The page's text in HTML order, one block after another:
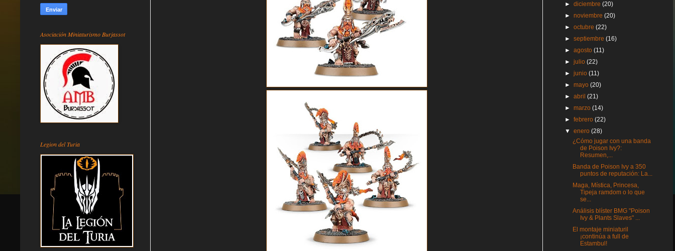
Asociación Miniaturismo Burjassot
Legion del Turia
►diciembre(20)
►noviembre(20)
►octubre(22)
►septiembre(16)
►agosto(11)
►julio(22)
►junio(11)
►mayo(20)
►abril(21)
►marzo(14)
►febrero(22)
▼enero(28)
¿Cómo jugar con una banda
de Poison Ivy?:
Resumen,...
Banda de Poison Ivy a 350
puntos de reputación: La...
Maga, Mística, Princesa,
Tipeja ramdom o lo que
se...
Análisis blíster BMG "Poison
Ivy & Plants Slaves" ...
El montaje miniaturil
¡continúa a full de
Estambul!